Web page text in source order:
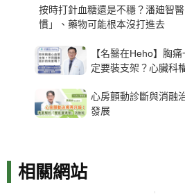
按時打針血糖還是不穩？潘廸智
慣」、藥物可能根本沒打進去
【名醫在Heho】胸
定要裝支架？心臟科
心房顫動診斷與消融
發展
相關網站